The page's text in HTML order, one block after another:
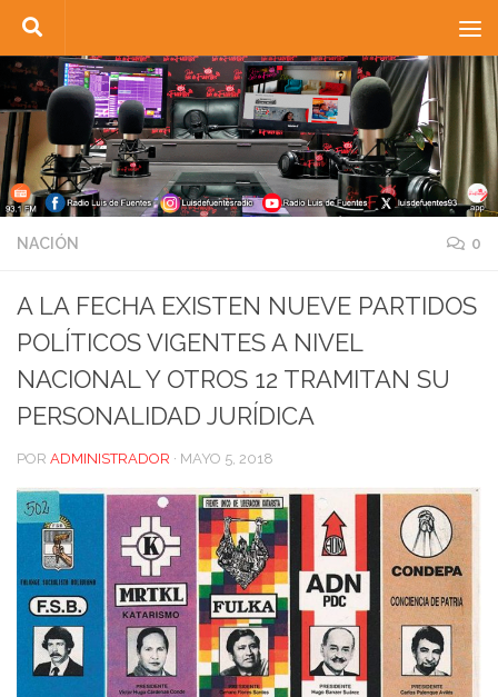
Saltar al contenido
NACIÓN 0
A LA FECHA EXISTEN NUEVE PARTIDOS
POLÍTICOS VIGENTES A NIVEL
NACIONAL Y OTROS 12 TRAMITAN SU
PERSONALIDAD JURÍDICA
POR ADMINISTRADOR · MAYO 5, 2018